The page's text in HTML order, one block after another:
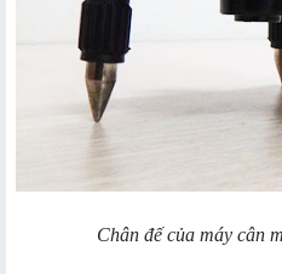
Chân đế của máy cân